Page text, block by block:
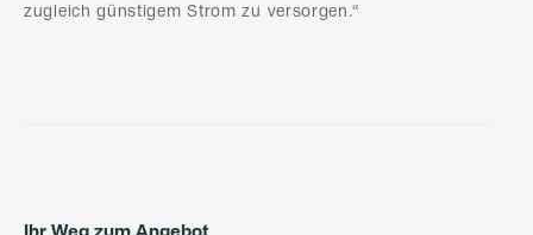
zugleich günstigem Strom zu versorgen.“